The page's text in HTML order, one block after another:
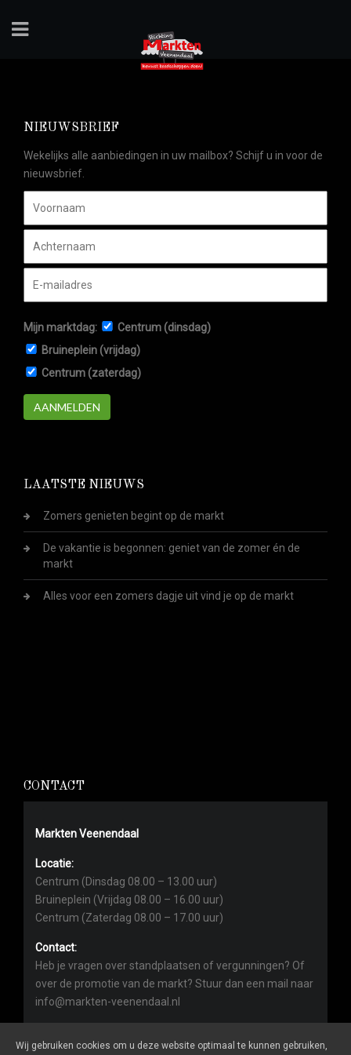
NIEUWSBRIEF
Wekelijks alle aanbiedingen in uw mailbox? Schijf u in voor de
nieuwsbrief.
Mijn marktdag:
Centrum (dinsdag)
Bruineplein (vrijdag)
Centrum (zaterdag)
AANMELDEN
LAATSTE NIEUWS
Zomers genieten begint op de markt
De vakantie is begonnen: geniet van de zomer én de
markt
Alles voor een zomers dagje uit vind je op de markt
CONTACT
Markten Veenendaal
Locatie:
Centrum (Dinsdag 08.00 – 13.00 uur)
Bruineplein (Vrijdag 08.00 – 16.00 uur)
Centrum (Zaterdag 08.00 – 17.00 uur)
Contact:
Heb je vragen over standplaatsen of vergunningen? Of
over de promotie van de markt? Stuur dan een mail naar
info@markten-veenendaal.nl
Wij gebruiken cookies om u deze website optimaal te kunnen gebruiken,